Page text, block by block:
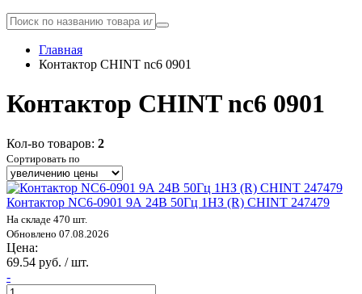
Главная
Контактор CHINT nc6 0901
Контактор CHINT nc6 0901
Кол-во товаров: 2
Сортировать по
Контактор NC6-0901 9А 24В 50Гц 1НЗ (R) CHINT 247479
На складе 470 шт.
Обновлено 07.08.2026
Цена:
69.54 руб. / шт.
-